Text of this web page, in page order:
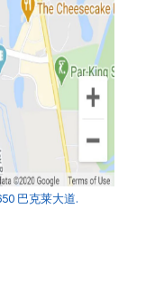
巴克莱大道.